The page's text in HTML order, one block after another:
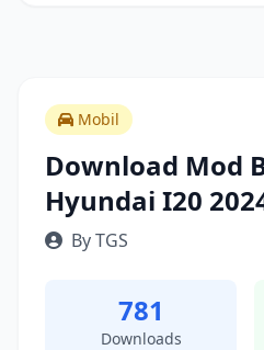
Mobil
Download Mod
Hyundai I20
By TGS
781
Downloads